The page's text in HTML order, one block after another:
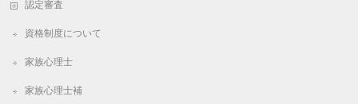
認定審査
資格制度について
家族心理士
家族心理士補